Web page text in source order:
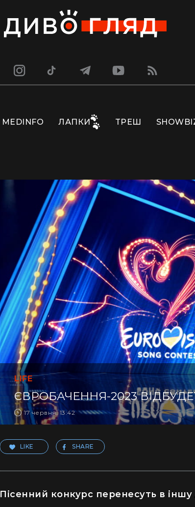
MEDINFO ЛАПКИ ТРЕШ
LIFE
ЄВРОБАЧЕННЯ-2023
17 червня, 13:42
LIKE SHARE
Пісенний конкурс перенесуть в